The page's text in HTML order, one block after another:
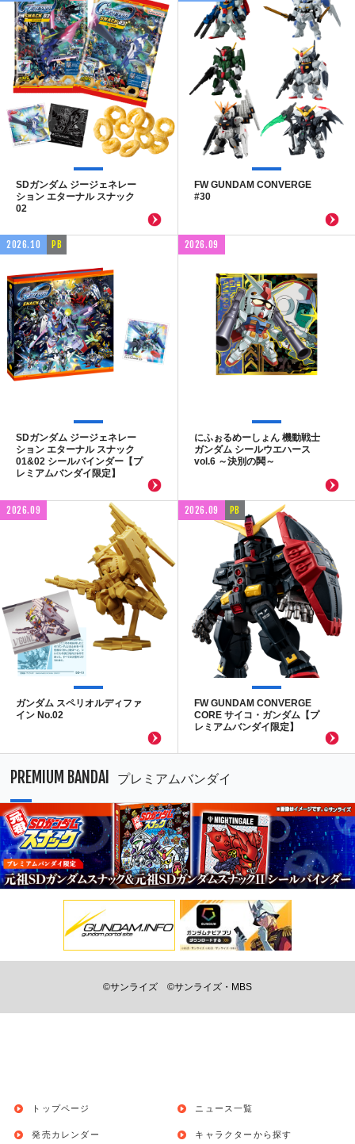
SDガンダム ジージェネレー
ション エターナル スナック
02
FW GUNDAM CONVERGE
#30
2026.10 PB
SDガンダム ジージェネレー
ション エターナル スナック
01&02 シールバインダー【プ
レミアムバンダイ限定】
2026.09
にふぉるめーしょん 機動戦士
ガンダム シールウエハース
vol.6 ～決別の鬨～
2026.09
ガンダム スペリオルディファ
イン No.02
2026.09 PB
FW GUNDAM CONVERGE
CORE サイコ・ガンダム【プ
レミアムバンダイ限定】
PREMIUM BANDAI プレミアムバンダイ
©サンライズ ©サンライズ・MBS
トップページ
発売カレンダー
ニュース一覧
キャラクターから探す